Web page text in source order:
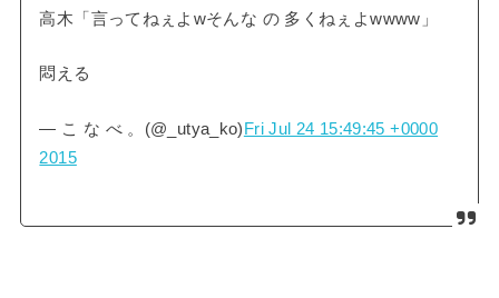
高木「言ってねぇよwそんな の 多くねぇよwwww」
悶える
— こ な べ 。(@_utya_ko) Fri Jul 24 15:49:45 +0000
2015